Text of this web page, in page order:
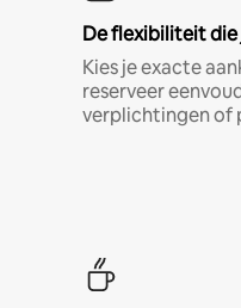
De flexibiliteit
Kies je exacte
reserveer
verplichtingen of